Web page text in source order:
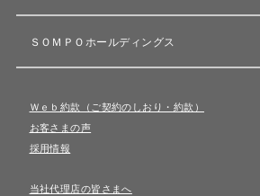
ＳＯＭＰＯホールディングス
Ｗｅｂ約款（ご契約のしおり・約款）
お客さまの声
採用情報
当社代理店の皆さまへ